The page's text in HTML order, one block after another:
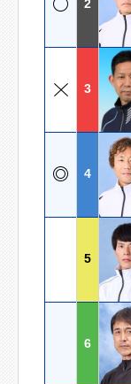
2
3
4
5
6